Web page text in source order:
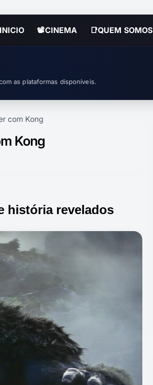
📽CINEMA 📑QUEM SOMOS
as plataformas disponíveis.
com Kong
Kong
história revelados